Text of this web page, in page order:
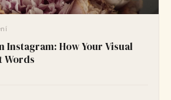
Instagram: How Your Visual
Words